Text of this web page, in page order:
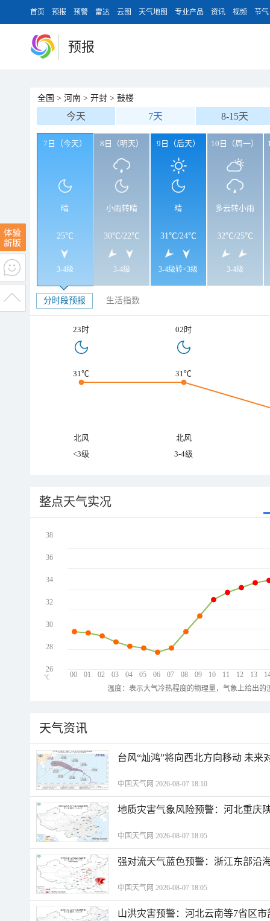
首页 预报 预警 雷达 云图 天气地图 专业产品 资讯 视频 节气
预报
全国 > 河南 > 开封 > 鼓楼
今天 7天 8-15天
7日（今天）
晴
25℃
3-4级
8日（明天）
小雨转晴
30℃/22℃
3-4级
9日（后天）
晴
31℃/24℃
3-4级转<3级
10日（周一）
多云转小雨
32℃/25℃
3-4级
分时段预报 生活指数
23时 02时
31℃ 31℃
北风
北风
<3级
3-4级
整点天气实况
00 01 02 03 04 05 06 07 08 09 10 11 12 13
38
36
34
32
30
28
26
℃
温度：表示大气冷热程度的物理量，气象上给出
天气资讯
台风“灿鸿”将向西北方向移动 未来
中国天气网 2026-08-07 18:10
地质灾害气象风险预警：河北重庆
中国天气网 2026-08-07 18:05
强对流天气蓝色预警：浙江东部沿
中国天气网 2026-08-07 18:05
山洪灾害预警：河北云南等7省区